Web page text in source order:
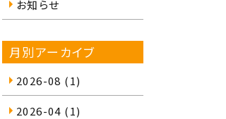
お知らせ
月別アーカイブ
2026-08 (1)
2026-04 (1)